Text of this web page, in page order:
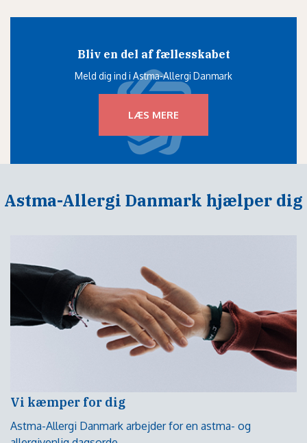
Bliv en del af fællesskabet
Meld dig ind i Astma-Allergi Danmark
LÆS MERE
Astma-Allergi Danmark hjælper dig
Vi kæmper for dig
Astma-Allergi Danmark arbejder for en astma- og